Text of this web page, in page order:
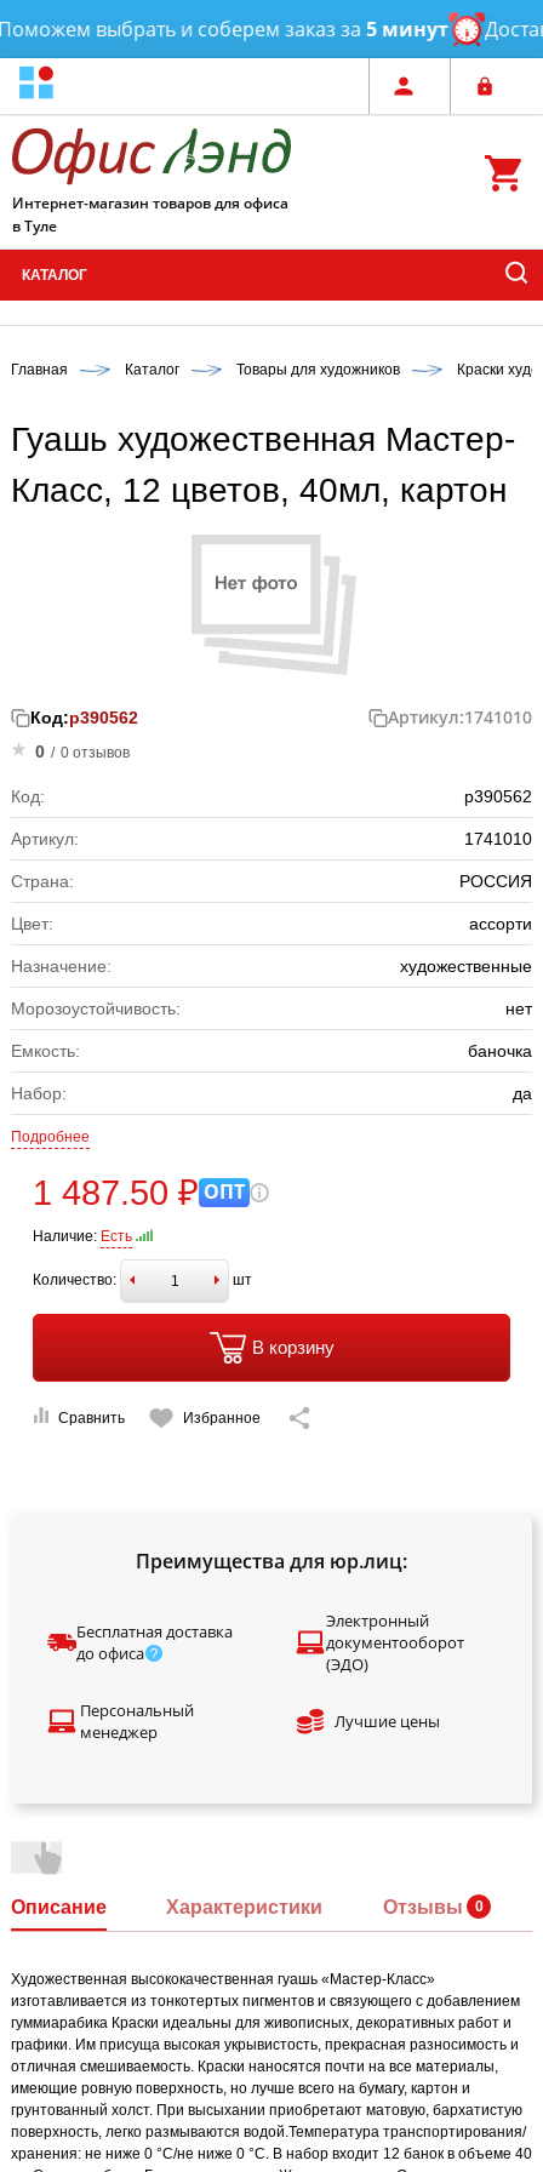
выбрать и соберем заказ за5 минут
Интернет-магазин товаров для офиса
в Туле
КАТАЛОГ
Главная Каталог Товары для художников Краски
Гуашь художественная Мастер-
Класс, 12 цветов, 40мл, картон
Код:р390562 Артикул:1741010
0 / 0 отзывов
Код: р390562
Артикул: 1741010
Страна: РОССИЯ
Цвет: ассорти
Назначение: художественные
Морозоустойчивость: нет
Емкость: баночка
Набор: да
Подробнее
1 487.50 ₽ ОПТ
Наличие: Есть
Количество: шт
В корзину
Сравнить Избранное
Преимущества для юр.лиц:
Бесплатная доставка
до офиса
Электронный
документооборот
(ЭДО)
Персональный
менеджер
Лучшие цены
Описание Характеристики Отзывы
Художественная высококачественная гуашь «Мастер-Класс»
изготавливается из тонкотертых пигментов и связующего с добавлением
гуммиарабика Краски идеальны для живописных, декоративных работ и
графики. Им присуща высокая укрывистость, прекрасная разносимость и
отличная смешиваемость. Краски наносятся почти на все материалы,
имеющие ровную поверхность, но лучше всего на бумагу, картон и
грунтованный холст. При высыхании приобретают матовую, бархатистую
поверхность, легко размываются водой.Температура транспортирования/
хранения: не ниже 0 °С/не ниже 0 °С. В набор входит 12 банок в объеме 40